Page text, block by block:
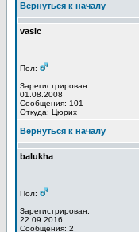
Вернуться к началу
vasic
Пол:
Зарегистрирован:
01.08.2008
Сообщения: 101
Откуда: Цюрих
Вернуться к началу
balukha
Пол:
Зарегистрирован:
22.09.2016
Сообщения: 2